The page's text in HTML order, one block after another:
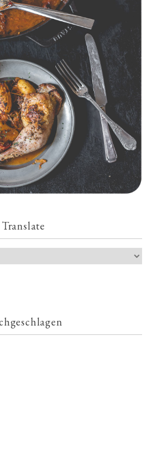
auf Paprikakraut und kleinen
Kartoffeln
Translate